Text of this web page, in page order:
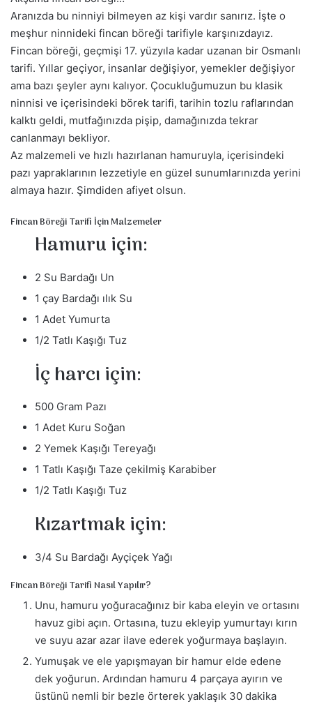
o
s
t
a
g
ö
n
d
e
m
e
Aranızda bu ninniyi bilmeyen az kişi vardır sanırız. İşte o
meşhur ninnideki fincan böreği tarifiyle karşınızdayız.
Fincan böreği, geçmişi 17. yüzyıla kadar uzanan bir Osmanlı
tarifi. Yıllar geçiyor, insanlar değişiyor, yemekler değişiyor
ama bazı şeyler aynı kalıyor. Çocukluğumuzun bu klasik
ninnisi ve içerisindeki börek tarifi, tarihin tozlu raflarından
kalktı geldi, mutfağınızda pişip, damağınızda tekrar
canlanmayı bekliyor.
Az malzemeli ve hızlı hazırlanan hamuruyla, içerisindeki
pazı yapraklarının lezzetiyle en güzel sunumlarınızda yerini
almaya hazır. Şimdiden afiyet olsun.
Fincan Böreği Tarifi İçin Malzemeler
Hamuru için:
2 Su Bardağı Un
1 çay Bardağı ılık Su
1 Adet Yumurta
1/2 Tatlı Kaşığı Tuz
İç harcı için:
500 Gram Pazı
1 Adet Kuru Soğan
2 Yemek Kaşığı Tereyağı
1 Tatlı Kaşığı Taze çekilmiş Karabiber
1/2 Tatlı Kaşığı Tuz
Kızartmak için:
3/4 Su Bardağı Ayçiçek Yağı
Fincan Böreği Tarifi Nasıl Yapılır?
Unu, hamuru yoğuracağınız bir kaba eleyin ve ortasını
havuz gibi açın. Ortasına, tuzu ekleyip yumurtayı kırın
ve suyu azar azar ilave ederek yoğurmaya başlayın.
Yumuşak ve ele yapışmayan bir hamur elde edene
dek yoğurun. Ardından hamuru 4 parçaya ayırın ve
üstünü nemli bir bezle örterek yaklaşık 30 dakika